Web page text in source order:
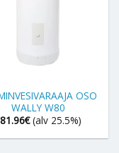
OSO
WALLY W80
€ (alv 25.5%)